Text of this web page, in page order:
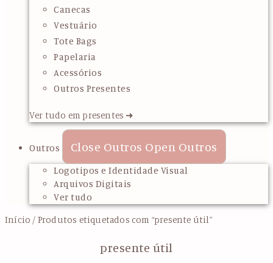
Canecas
Vestuário
Tote Bags
Papelaria
Acessórios
Outros Presentes
Ver tudo em presentes ➜
Outros Close Outros Open Outros
Logotipos e Identidade Visual
Arquivos Digitais
Ver tudo
Início / Produtos etiquetados com “presente útil”
presente útil